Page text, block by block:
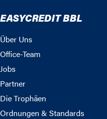
EASYCREDIT BBL
Über Uns
Office-Team
Jobs
Partner
Die Trophäen
Ordnungen & Standards